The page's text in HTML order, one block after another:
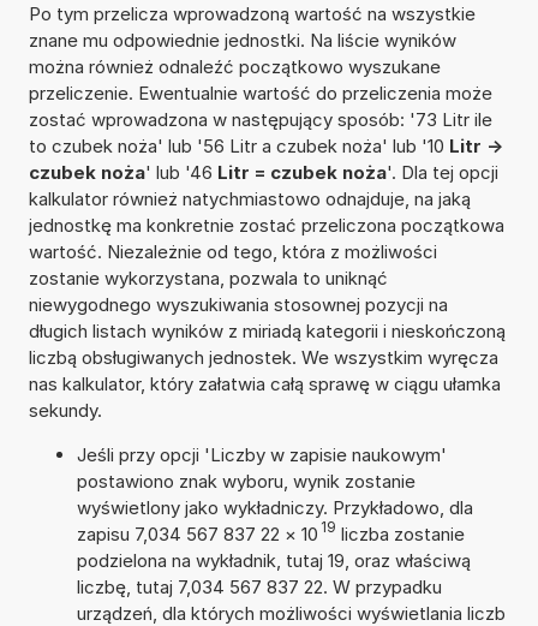
Po tym przelicza wprowadzoną wartość na wszystkie
znane mu odpowiednie jednostki. Na liście wyników
można również odnaleźć początkowo wyszukane
przeliczenie. Ewentualnie wartość do przeliczenia może
zostać wprowadzona w następujący sposób: '73 Litr ile
to czubek noża' lub '56 Litr a czubek noża' lub '10 Litr ->
czubek noża' lub '46 Litr = czubek noża'. Dla tej opcji
kalkulator również natychmiastowo odnajduje, na jaką
jednostkę ma konkretnie zostać przeliczona początkowa
wartość. Niezależnie od tego, która z możliwości
zostanie wykorzystana, pozwala to uniknąć
niewygodnego wyszukiwania stosownej pozycji na
długich listach wyników z miriadą kategorii i nieskończoną
liczbą obsługiwanych jednostek. We wszystkim wyręcza
nas kalkulator, który załatwia całą sprawę w ciągu ułamka
sekundy.
Jeśli przy opcji 'Liczby w zapisie naukowym'
postawiono znak wyboru, wynik zostanie
wyświetlony jako wykładniczy. Przykładowo, dla
zapisu 7,034 567 837 22 × 10 19 liczba zostanie
podzielona na wykładnik, tutaj 19, oraz właściwą
liczbę, tutaj 7,034 567 837 22. W przypadku
urządzeń, dla których możliwości wyświetlania liczb